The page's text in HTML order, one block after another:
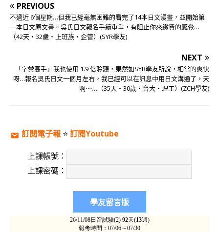
PREVIOUS
不過近 6個星期…但我已經毫無困難的看完了14本日文漫畫，並開始第
一本日文原文書。吳氏日文報名手續重重，有阻止你來繳費的感覺…
（42天‧32歲‧上班族‧企管）(SYR學友)
NEXT
「字彙高手」我也使用 1.9 倍聆聽，果然如SYR學友所說，相當的爽快
呀…報名吳氏日文一個月左右，我已經可以在訊息中用日文溝通了，天
啊～…（35天‧30歲‧台大‧理工）(ZCH學友)
訂閱電子報 ⭐️ 訂閱Youtube
上課帳號：
上課密碼：